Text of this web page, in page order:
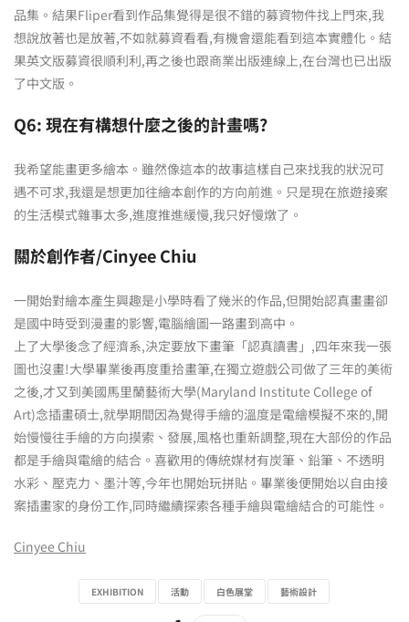
品集。結果Fliper看到作品集覺得是很不錯的募資物件找上門來,我
想說放著也是放著,不如就募資看看,有機會還能看到這本實體化。結
果英文版募資很順利利,再之後也跟商業出版連線上,在台灣也已出版
了中文版。
Q6: 現在有構想什麼之後的計畫嗎?
我希望能畫更多繪本。雖然像這本的故事這樣自己來找我的狀況可
遇不可求,我還是想更加往繪本創作的方向前進。只是現在旅遊接案
的生活模式雜事太多,進度推進緩慢,我只好慢燉了。
關於創作者/Cinyee Chiu
一開始對繪本產生興趣是小學時看了幾米的作品,但開始認真畫畫卻
是國中時受到漫畫的影響,電腦繪圖一路畫到高中。
上了大學後念了經濟系,決定要放下畫筆「認真讀書」,四年來我一張
圖也沒畫!大學畢業後再度重拾畫筆,在獨立遊戲公司做了三年的美術
之後,才又到美國馬里蘭藝術大學(Maryland Institute College of
Art)念插畫碩士,就學期間因為覺得手繪的溫度是電繪模擬不來的,開
始慢慢往手繪的方向摸索、發展,風格也重新調整,現在大部份的作品
都是手繪與電繪的結合。喜歡用的傳統媒材有炭筆、鉛筆、不透明
水彩、壓克力、墨汁等,今年也開始玩拼貼。畢業後便開始以自由接
案插畫家的身份工作,同時繼續探索各種手繪與電繪結合的可能性。
Cinyee Chiu
EXHIBITION 活動 白色展堂 藝術設計